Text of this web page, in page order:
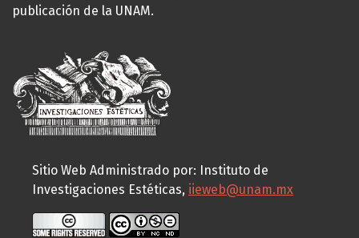
publicación de la UNAM.
Sitio Web Administrado por: Instituto de
Investigaciones Estéticas, iieweb@unam.mx